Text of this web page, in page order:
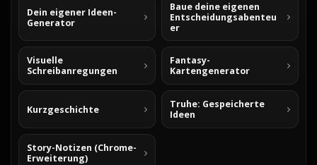
Dein eigener Ideen-
Generator
Baue deine eigenen
Entscheidungsabenteu
er
Visuelle
Schreibanregungen
Fantasy-
Kartengenerator
Kurzgeschichte
Truhe: Gespeicherte
Ideen
Story-Notizen (Chrome-
Erweiterung)